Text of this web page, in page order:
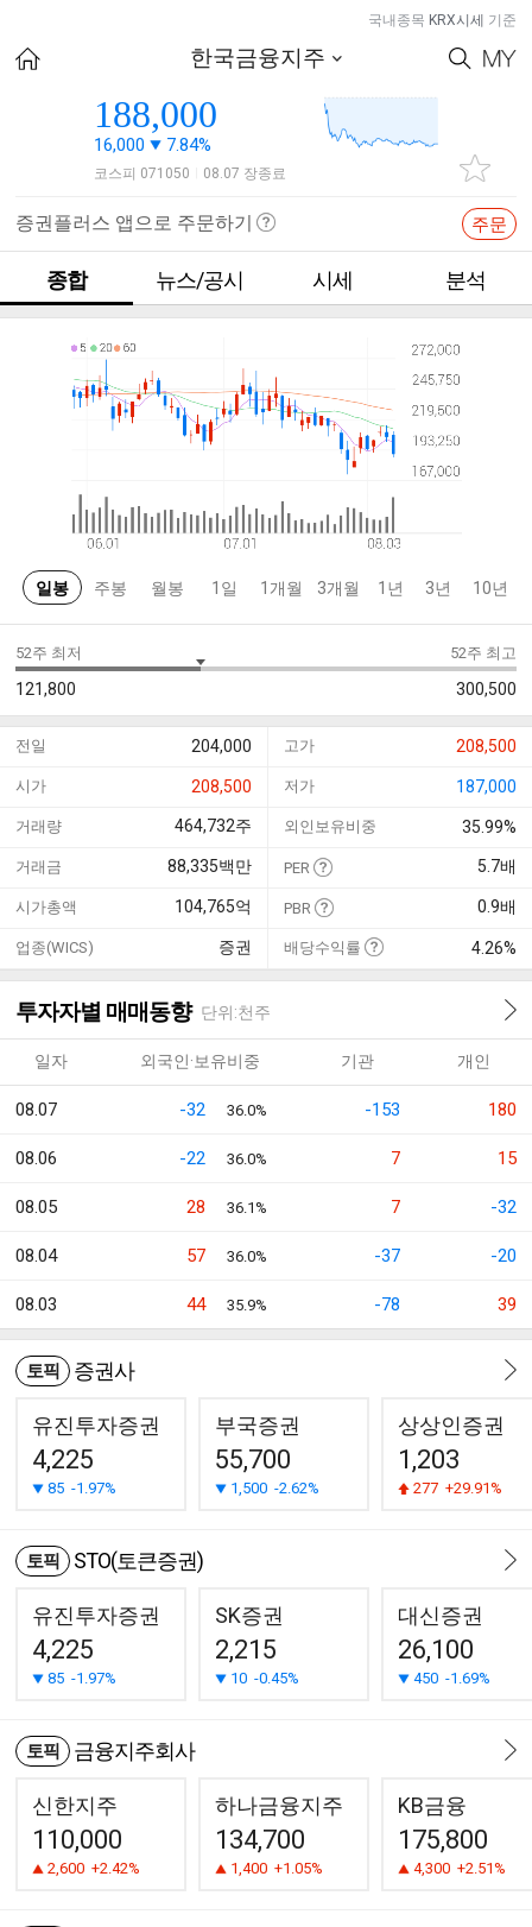
국내종목 KRX시세 기준
한국금융지주
188,000
16,000 7.84%
코스피 071050 08.07 장종료
증권플러스 앱으로 주문하기 주문
종합 뉴스/공시 시세 분석
일봉 주봉 월봉 1일 1개월 3개월 1년 3년 10년
52주 최저
121,800
52주 최고
300,500
전일 204,000 고가 208,500
시가 208,500 저가 187,000
거래량 464,732주 외인보유비중 35.99%
거래금 88,335백만 PER 5.7배
시가총액 104,765억 PBR 0.9배
업종(WICS) 증권 배당수익률 4.26%
투자자별 매매동향 단위:천주
일자 외국인·보유비중 기관 개인
08.07 -32 36.0% -153 180
08.06 -22 36.0% 7 15
08.05 28 36.1% 7 -32
08.04 57 36.0% -37 -20
08.03 44 35.9% -78 39
토픽 증권사
유진투자증권
4,225
85 -1.97%
부국증권
55,700
1,500 -2.62%
상상인증권
1,203
277 +29.91%
토픽 STO(토큰증권)
유진투자증권
4,225
85 -1.97%
SK증권
2,215
10 -0.45%
대신증권
26,100
450 -1.69%
토픽 금융지주회사
신한지주
110,000
2,600 +2.42%
하나금융지주
134,700
1,400 +1.05%
KB금융
175,800
4,300 +2.51%